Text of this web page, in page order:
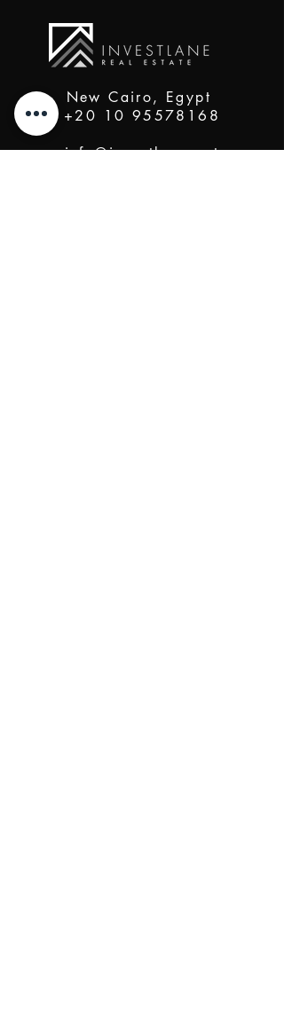
New Cairo, Egypt
+20 10 95578168
info@investlane.net